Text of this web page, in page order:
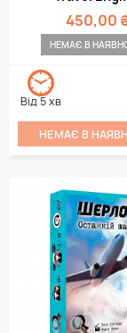
450,00
НЕМАЄ В
Від 5 хв
НЕМАЄ В